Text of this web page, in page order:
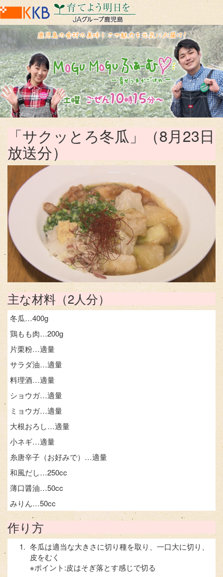
「サクッとろ冬瓜」（8月23日
放送分）
主な材料（2人分）
冬瓜…400g
鶏もも肉…200g
片栗粉…適量
サラダ油…適量
料理酒…適量
ショウガ…適量
ミョウガ…適量
大根おろし…適量
小ネギ…適量
糸唐辛子（お好みで）…適量
和風だし…250cc
薄口醤油…50cc
みりん…50cc
作り方
冬瓜は適当な大きさに切り種を取り、一口大に切り、
皮をむく
※ポイント:皮はそぎ落とす感じで切る